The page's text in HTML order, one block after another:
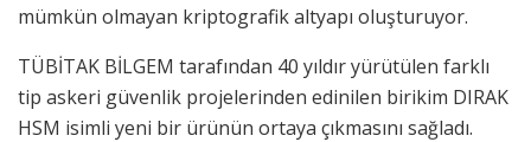
mümkün olmayan kriptografik altyapı oluşturuyor.
TÜBİTAK BİLGEM tarafından 40 yıldır yürütülen farklı
tip askeri güvenlik projelerinden edinilen birikim DIRAK
HSM isimli yeni bir ürünün ortaya çıkmasını sağladı.